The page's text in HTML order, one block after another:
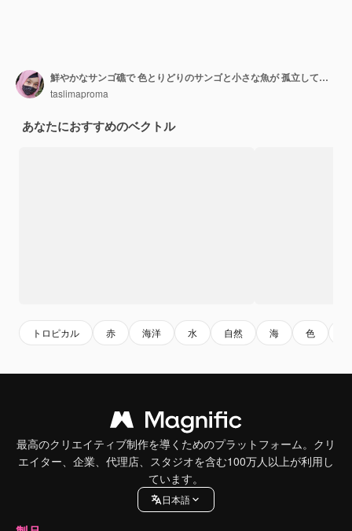
鮮やかなサンゴ礁で 色とりどりのサンゴと小さな魚が 孤立しています
taslimaproma
あなたにおすすめのベクトル
トロピカル 赤 海洋 水 自然 海 色
最高のクリエイティブ制作を導くためのプラットフォーム。クリ
エイター、企業、代理店、スタジオを含む100万人以上が利用し
ています。
日本語